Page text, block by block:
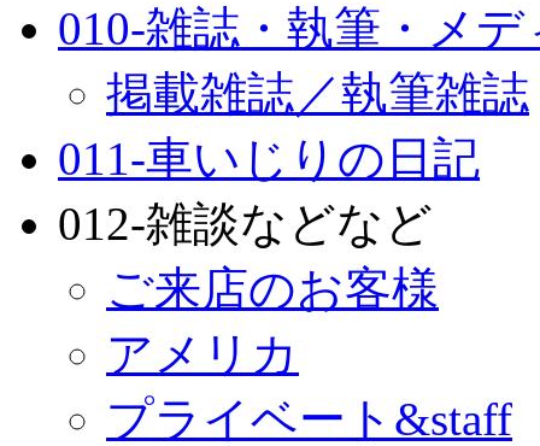
010-雑誌・執筆・メ
掲載雑誌／執筆雑誌
011-車いじりの日記
012-雑談などなど
ご来店のお客様
アメリカ
プライベート&staff